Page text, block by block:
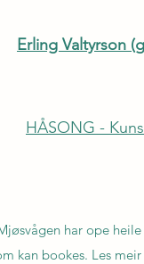
Erling Valtyrson
HÅSONG -
har ope
kan bookes. Les